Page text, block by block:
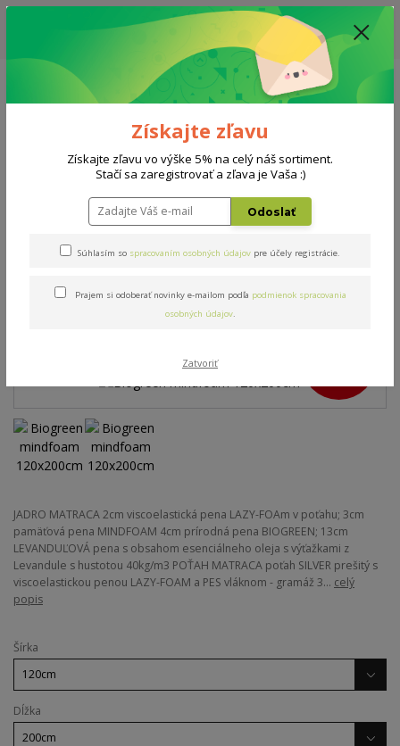
ZĽAVA: VŠETKY VYSTAVENÉ POSTELE ZA 400€ - CENA MATRACU A ROŠTU
PODĽA VÝBERU / DODACIA LEHOTA JE AKTUÁLNE 10-15 PRACOVNÝCH
Menu
0908 777 700 Po-So: 10-18 hod.
0
Matrace Biogreen mindfoam 120x200cm
Biogreen mindfoam
120x200cm
JADRO MATRACA 2cm viscoelastická pena LAZY-FOAm v poťahu; 3cm
pamäťová pena MINDFOAM 4cm prírodná pena BIOGREEN; 13cm
LEVANDUĽOVÁ pena s obsahom esenciálneho oleja s výťažkami z
Levandule s hustotou 40kg/m3 POŤAH MATRACA poťah SILVER prešitý s
viscoelastickou penou LAZY-FOAM a PES vláknom - gramáž 3... celý
popis
Šírka
Dĺžka
Získajte zľavu
Získajte zľavu vo výške 5% na celý náš sortiment.
Stačí sa zaregistrovať a zľava je Vaša :)
Odoslať
Súhlasím so spracovaním osobných údajov pre účely registrácie.
Prajem si odoberať novinky e-mailom podľa podmienok spracovania
osobných údajov.
Zatvoriť